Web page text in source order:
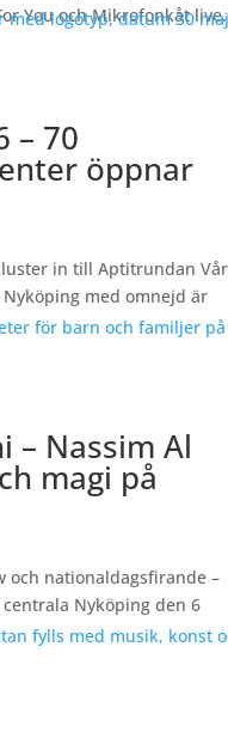
You och Mikrofonkåt live.
– 70
öppnar
in till Aptitrundan Vår
med omnejd är
– Nassim Al
magi på
och nationaldagsfirande –
Nyköping den 6